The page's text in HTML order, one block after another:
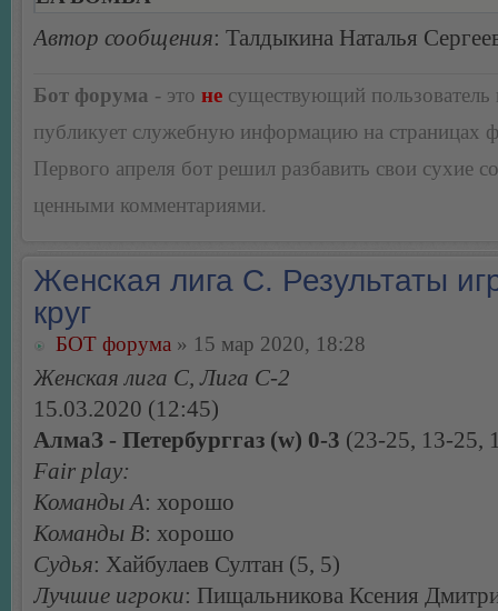
Автор сообщения: Талдыкина Наталья
Бот форума - это не существующий пользователь
публикует служебную информацию на страницах
Первого апреля бот решил разбавить свои сухие
ценными комментариями.
Женская лига С. Результаты
круг
БОТ форума » 15 мар 2020, 18:28
Женская лига С, Лига С-2
15.03.2020 (12:45)
АлмаЗ - Петербурггаз (w) 0-3 (23-25, 13-25,
Fair play:
Команды А: хорошо
Команды В: хорошо
Судья: Хайбулаев Султан (5, 5)
Лучшие игроки: Пищальникова Ксения